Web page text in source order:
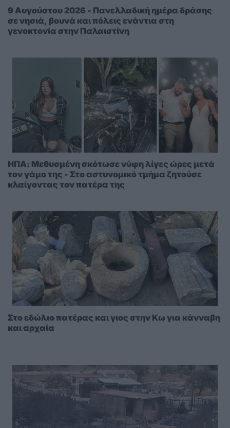
9 Αυγούστου 2026 - Πανελλαδική ημέρα δράσης
σε νησιά, βουνά και πόλεις ενάντια στη
γενοκτονία στην Παλαιστίνη
ΗΠΑ: Μεθυσμένη σκότωσε νύφη λίγες ώρες μετά
τον γάμο της - Στο αστυνομικό τμήμα ζητούσε
κλαίγοντας τον πατέρα της
Στο εδώλιο πατέρας και γιος στην Κω για κάνναβη
και αρχαία